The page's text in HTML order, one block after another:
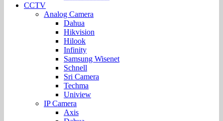
CCTV
Analog Camera
Dahua
Hikvision
Hilook
Infinity
Samsung Wisenet
Schnell
Sri Camera
Techma
Uniview
IP Camera
Axis